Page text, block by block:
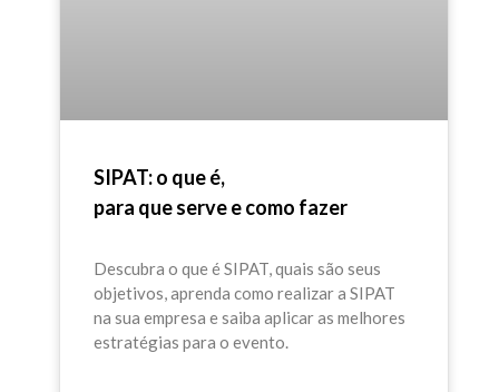
SIPAT: o que é,
para que serve e como fazer
Descubra o que é SIPAT, quais são seus
objetivos, aprenda como realizar a SIPAT
na sua empresa e saiba aplicar as melhores
estratégias para o evento.